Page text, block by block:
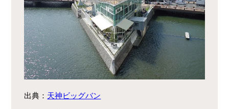
出典： 天神ビッグバン